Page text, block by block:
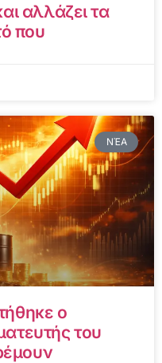
αλλάζει τα
που
ΝΈΑ
ο
του